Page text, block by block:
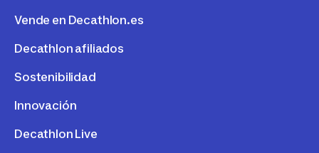
Vende en Decathlon.es
Decathlon afiliados
Sostenibilidad
Innovación
Decathlon Live